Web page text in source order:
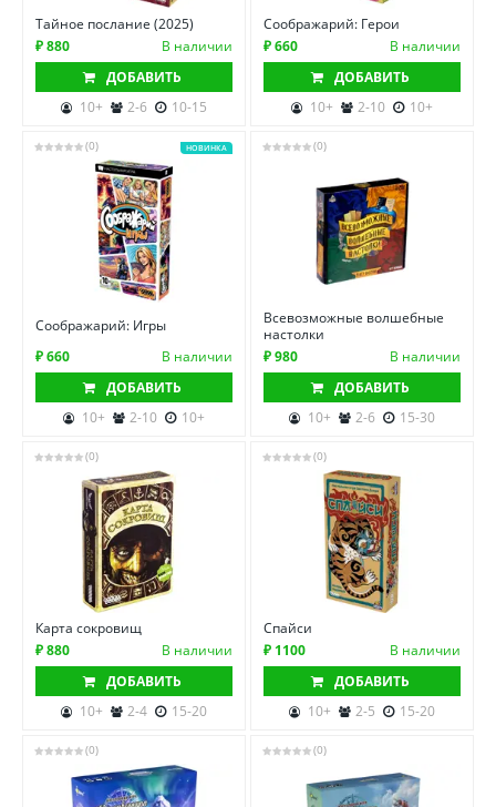
Тайное послание (2025)
₽ 880
В наличии
ДОБАВИТЬ
10+
2-6 10-15
Соображарий: Герои
₽ 660
В наличии
ДОБАВИТЬ
10+
2-10 10+
(0) НОВИНКА
Соображарий: Игры
₽ 660
В наличии
ДОБАВИТЬ
10+
2-10 10+
(0)
Всевозможные волшебные
настолки
₽ 980
В наличии
ДОБАВИТЬ
10+
2-6 15-30
(0)
Карта сокровищ
₽ 880
В наличии
ДОБАВИТЬ
10+
2-4 15-20
(0)
Спайси
₽ 1100
В наличии
ДОБАВИТЬ
10+
2-5 15-20
(0) (0)